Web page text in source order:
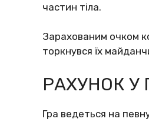
частин тіла.
Зарахованим очком
торкнувся їх
РАХУНОК
Гра ведеться на